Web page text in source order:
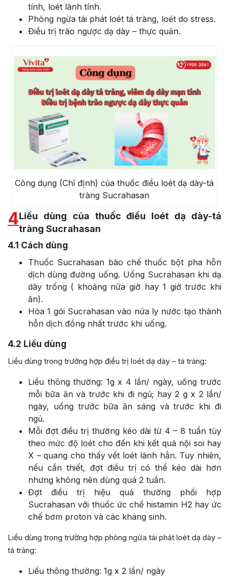
tính, loét lành tính.
Phòng ngừa tái phát loét tá tràng, loét do stress.
Điều trị trào ngược dạ dày – thực quản.
Công dụng (Chỉ định) của thuốc điều loét dạ dày-tá
tràng Sucrahasan
4Liều dùng của thuốc điều loét dạ dày-tá
tràng Sucrahasan
4.1 Cách dùng
Thuốc Sucrahasan bào chế thuốc bột pha hỗn
dịch dùng đường uống. Uống Sucrahasan khi dạ
dày trống ( khoảng nửa giờ hay 1 giờ trước khi
ăn).
Hòa 1 gói Sucrahasan vào nửa ly nước tạo thành
hỗn dịch đồng nhất trước khi uống.
4.2 Liều dùng
Liều dùng trong trường hợp điều trị loét dạ dày – tá tràng:
Liều thông thường: 1g x 4 lần/ ngày, uống trước
mỗi bữa ăn và trước khi đi ngủ; hay 2 g x 2 lần/
ngày, uống trước bữa ăn sáng và trước khi đi
ngủ.
Mỗi đợt điều trị thường kéo dài từ 4 – 8 tuần tùy
theo mức độ loét cho đến khi kết quả nội soi hay
X – quang cho thấy vết loét lành hẳn. Tuy nhiên,
nếu cần thiết, đợt điều trị có thể kéo dài hơn
nhưng không nên dùng quá 2 tuần.
Đợt điều trị hiệu quả thường phối hợp
Sucrahasan với thuốc ức chế histamin H2 hay ức
chế bơm proton và các kháng sinh.
Liều dùng trong trường hợp phòng ngừa tái phát loét dạ dày –
tá tràng:
Liều thông thường: 1g x 2 lần/ ngày